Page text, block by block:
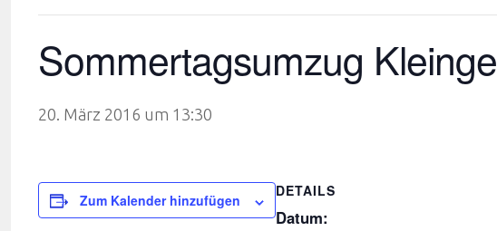
Sommertagsumzug
20. März 2016 um 13:30
Zum Kalender hinzufügen
DETAILS
Datum: